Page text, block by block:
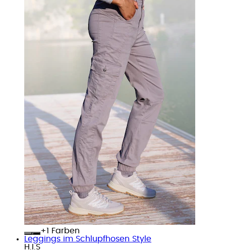
+
Farben
Leggings im Schlupfhosen Style
H.I.S